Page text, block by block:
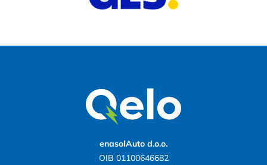
enasolAuto d.o.o.
OIB 01100646682